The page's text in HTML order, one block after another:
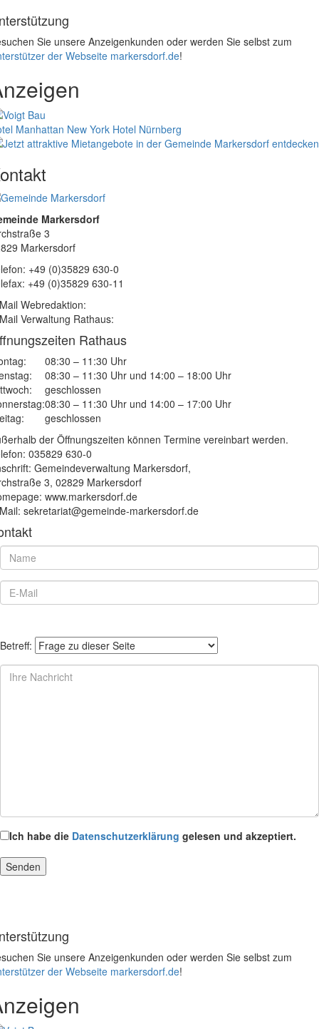
Sie unsere Anzeigenkunden oder werden Sie selbst zum
der Webseite markersdorf.de!
Manhattan New York Hotel Nürnberg
Markersdorf
3
Markersdorf
+49 (0)35829 630-0
+49 (0)35829 630-11
Webredaktion:
Verwaltung Rathaus:
Rathaus
08:30 – 11:30 Uhr
08:30 – 11:30 Uhr und 14:00 – 18:00 Uhr
geschlossen
08:30 – 11:30 Uhr und 14:00 – 17:00 Uhr
geschlossen
der Öffnungszeiten können Termine vereinbart werden.
035829 630-0
Gemeindeverwaltung Markersdorf,
3, 02829 Markersdorf
www.markersdorf.de
sekretariat@gemeinde-markersdorf.de
Betreff:
Ich habe die Datenschutzerklärung gelesen und akzeptiert.
Sie unsere Anzeigenkunden oder werden Sie selbst zum
der Webseite markersdorf.de!